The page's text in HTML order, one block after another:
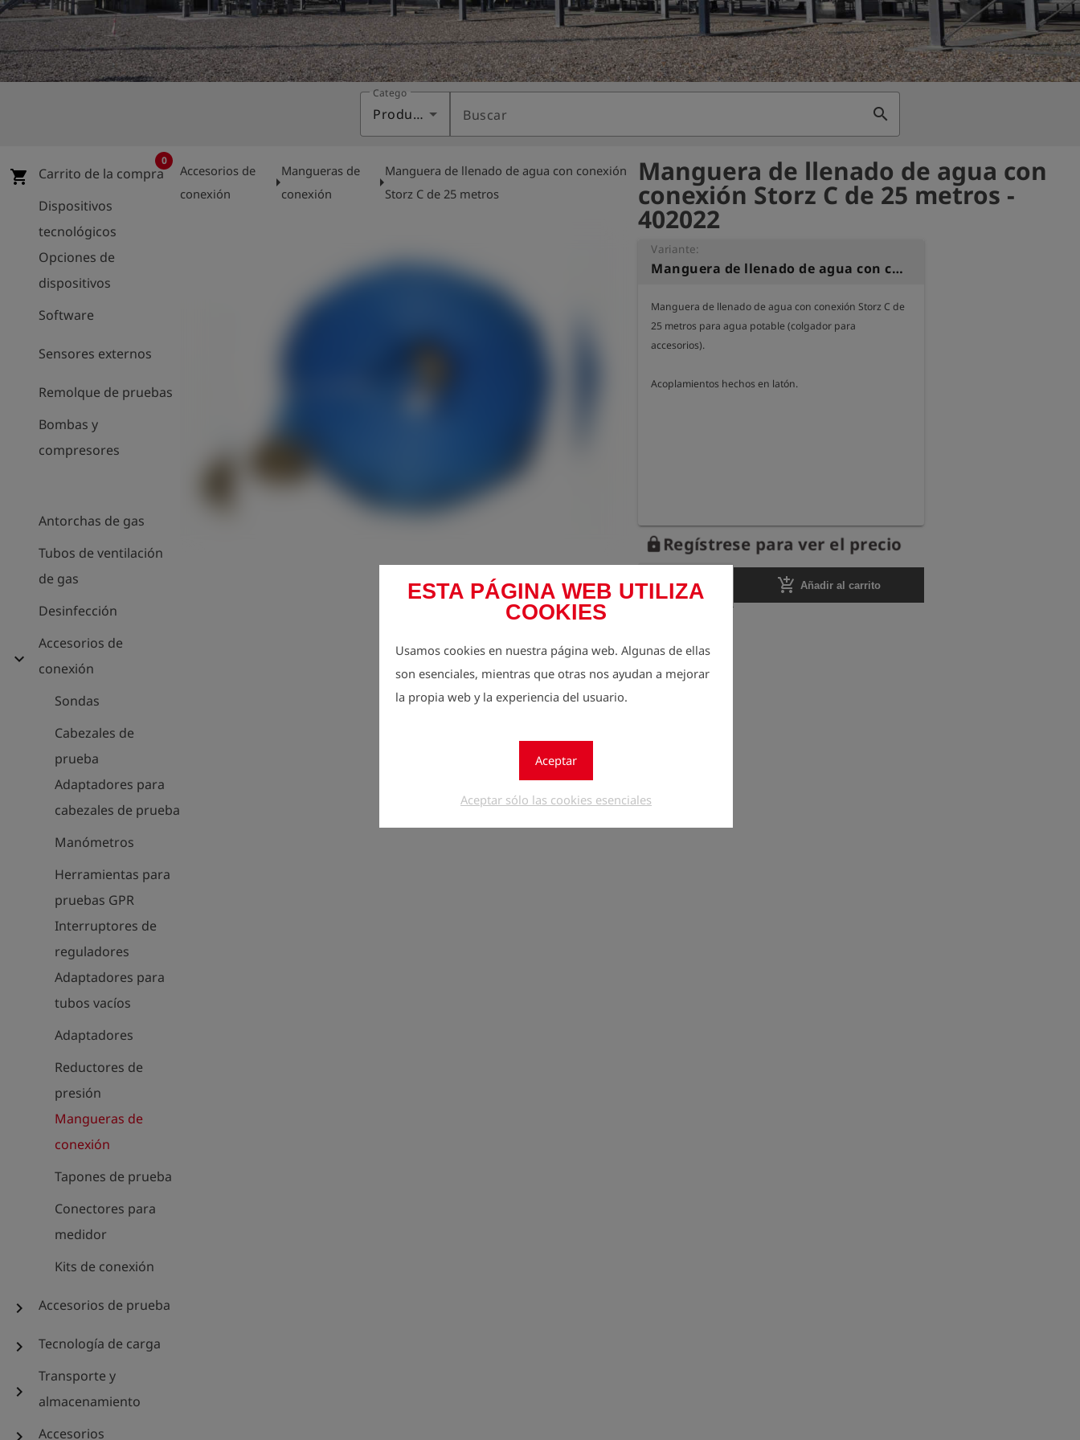
shield Registro
ESTA PÁGINA WEB UTILIZA
COOKIES
Usamos cookies en nuestra página web. Algunas de ellas
son esenciales, mientras que otras nos ayudan a mejorar
la propia web y la experiencia del usuario.
Aceptar
Aceptar sólo las cookies esenciales
Categoría
Productos Buscar search
shopping_cart Carrito de la compra
0
Dispositivos
tecnológicos
Opciones de
dispositivos
Software
Sensores externos
Remolque de pruebas
Bombas y
compresores
Antorchas de gas
Tubos de ventilación
de gas
Desinfección
expand_more
Accesorios de
conexión
Sondas
Cabezales de
prueba
Adaptadores para
cabezales de prueba
Manómetros
Herramientas para
pruebas GPR
Interruptores de
reguladores
Adaptadores para
tubos vacíos
Adaptadores
Reductores de
presión
Mangueras de
conexión
Tapones de prueba
Conectores para
medidor
Kits de conexión
chevron_right Accesorios de prueba
chevron_right Tecnología de carga
chevron_right
Transporte y
almacenamiento
Accesorios
Accesorios de
conexión
arrow_right
Mangueras de
conexión
arrow_right
Manguera de llenado de agua con conexión
Storz C de 25 metros
Manguera de llenado de agua con
conexión Storz C de 25 metros -
402022
Variante:
Manguera de llenado de agua con conexión Storz C de 25 metros
Manguera de llenado de agua con conexión Storz C de
25 metros para agua potable (colgador para
accesorios).
Acoplamientos hechos en latón.
lockRegístrese para ver el precio
add_shopping_cart Añadir al carrito